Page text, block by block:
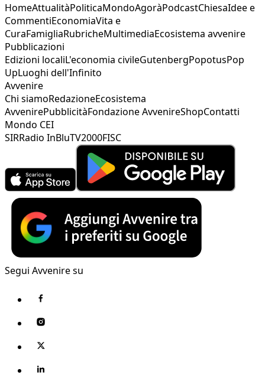
HomeAttualitàPoliticaMondoAgoràPodcastChiesaIdee e
CommentiEconomiaVita e
CuraFamigliaRubricheMultimediaEcosistema avvenire
Pubblicazioni
Edizioni localiL'economia civileGutenbergPopotusPop
UpLuoghi dell'Infinito
Avvenire
Chi siamoRedazioneEcosistema
AvvenirePubblicitàFondazione AvvenireShopContatti
Mondo CEI
SIRRadio InBluTV2000FISC
Segui Avvenire su